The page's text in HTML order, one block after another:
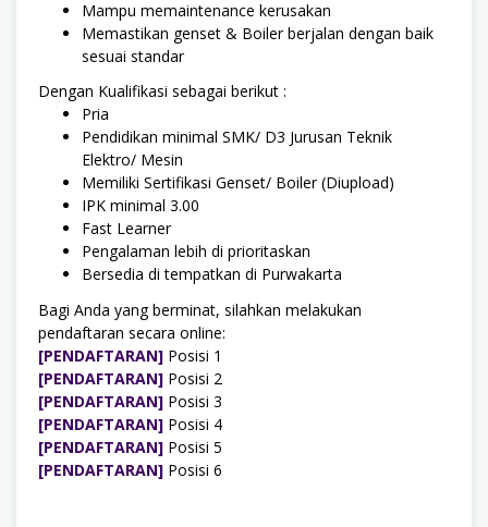
Mampu memaintenance kerusakan
Memastikan genset & Boiler berjalan dengan baik
sesuai standar
Dengan Kualifikasi sebagai berikut :
Pria
Pendidikan minimal SMK/ D3 Jurusan Teknik
Elektro/ Mesin
Memiliki Sertifikasi Genset/ Boiler (Diupload)
IPK minimal 3.00
Fast Learner
Pengalaman lebih di prioritaskan
Bersedia di tempatkan di Purwakarta
Bagi Anda yang berminat, silahkan melakukan
pendaftaran secara online:
[PENDAFTARAN] Posisi 1
[PENDAFTARAN] Posisi 2
[PENDAFTARAN] Posisi 3
[PENDAFTARAN] Posisi 4
[PENDAFTARAN] Posisi 5
[PENDAFTARAN] Posisi 6